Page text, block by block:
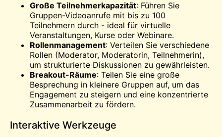
Große Teilnehmerkapazität: Führen Sie
Gruppen-Videoanrufe mit bis zu 100
Teilnehmern durch - ideal für virtuelle
Veranstaltungen, Kurse oder Webinare.
Rollenmanagement: Verteilen Sie verschiedene
Rollen (Moderator, Moderatorin, Teilnehmerin),
um strukturierte Diskussionen zu gewährleisten.
Breakout-Räume: Teilen Sie eine große
Besprechung in kleinere Gruppen auf, um das
Engagement zu steigern und eine konzentrierte
Zusammenarbeit zu fördern.
Interaktive Werkzeuge